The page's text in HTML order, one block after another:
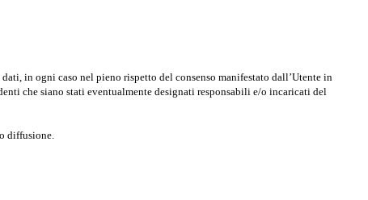
in ogni caso nel pieno rispetto del consenso manifestato dall’Utente in
che siano stati eventualmente designati responsabili e/o incaricati del
diffusione.